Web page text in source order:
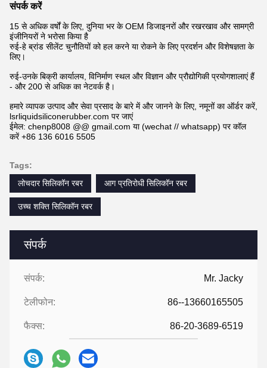
संपर्क
संपर्क: Mr. Jacky
टेलीफोन: 86--13660165505
फैक्स: 86-20-3689-6519
संपर्क करें
15 से अधिक वर्षों के लिए, दुनिया भर के OEM डिजाइनरों और रखरखाव और सामग्री
इंजीनियरों ने भरोसा किया है
रुई-हे ब्रांड सीलेंट चुनौतियों को हल करने या रोकने के लिए प्रदर्शन और विशेषज्ञता के
लिए।
रुई-उनके बिक्री कार्यालय, विनिर्माण स्थल और विज्ञान और प्रौद्योगिकी प्रयोगशालाएं हैं
- और 200 से अधिक का नेटवर्क है।
हमारे व्यापक उत्पाद और सेवा प्रसाद के बारे में और जानने के लिए, नमूनों का ऑर्डर करें,
lsrliquidsiliconerubber.com पर जाएं
ईमेल: chenp8008 @@ gmail.com या (wechat // whatsapp) पर कॉल
करें +86 136 6016 5505
Tags:
लोचदार सिलिकॉन रबर
आग प्रतिरोधी सिलिकॉन रबर
उच्च शक्ति सिलिकॉन रबर